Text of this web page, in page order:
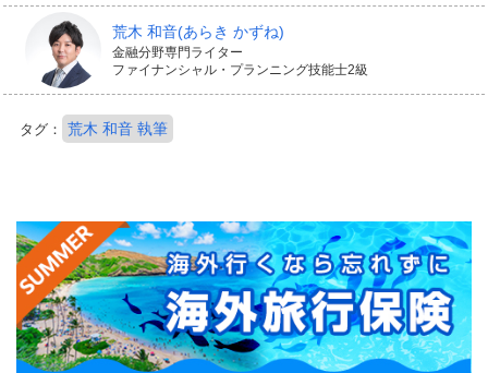
荒木 和音(あらき かずね)
金融分野専門ライター
ファイナンシャル・プランニング技能士2級
タグ： 荒木 和音 執筆